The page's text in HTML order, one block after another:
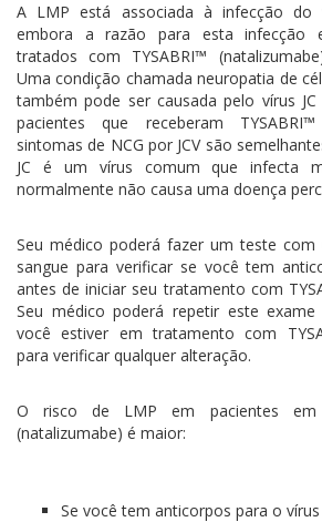
A LMP está associada à infecção do
embora a razão para esta infecção
tratados com TYSABRI™
Uma condição chamada neuropatia de
também pode ser causada pelo vírus
pacientes que receberam
sintomas de NCG por JCV são
JC é um vírus comum que infecta
normalmente não causa uma doença
Seu médico poderá fazer um teste
sangue para verificar se você tem
antes de iniciar seu tratamento com
Seu médico poderá repetir este
você estiver em tratamento com
para verificar qualquer alteração.
O risco de LMP em pacientes em
(natalizumabe) é maior:
Se você tem anticorpos para o vírus